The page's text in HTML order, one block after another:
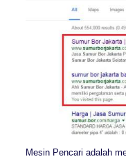
Mesin Pencari adalah